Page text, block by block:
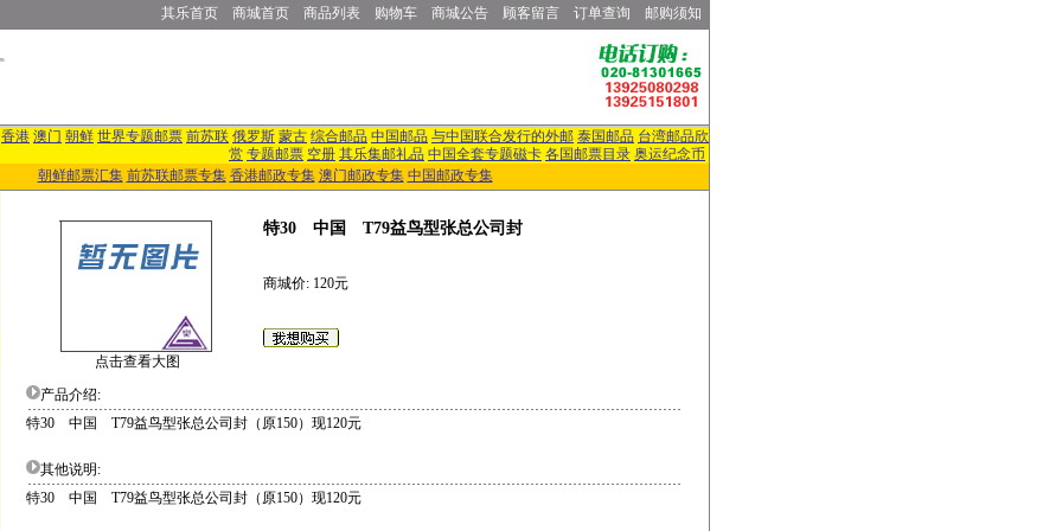
其乐首页 商城首页 商品列表 购物车 商城公告 顾客留言 订单查询 邮购须知
香港 澳门 朝鲜 世界专题邮票 前苏联 俄罗斯 蒙古 综合邮品 中国邮品 与中国联合发行的外邮 泰国邮品 台湾邮品欣
赏 专题邮票 空册 其乐集邮礼品 中国全套专题磁卡 各国邮票目录 奥运纪念币
朝鲜邮票汇集 前苏联邮票专集 香港邮政专集 澳门邮政专集 中国邮政专集
点击查看大图
特30 中国 T79益鸟型张总公司封
商城价: 120元
产品介绍:
特30 中国 T79益鸟型张总公司封（原150）现120元
其他说明:
特30 中国 T79益鸟型张总公司封（原150）现120元